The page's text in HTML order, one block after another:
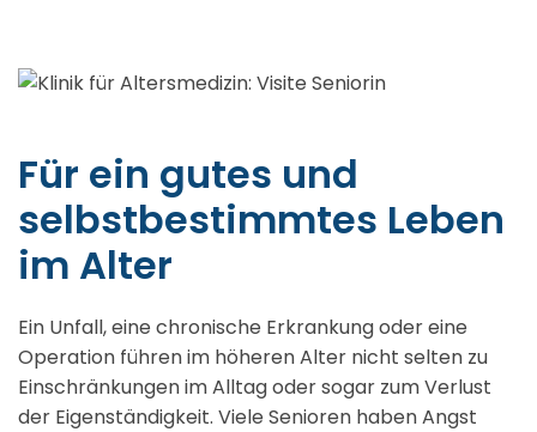
Für ein gutes und
selbstbestimmtes Leben
im Alter
Ein Unfall, eine chronische Erkrankung oder eine
Operation führen im höheren Alter nicht selten zu
Einschränkungen im Alltag oder sogar zum Verlust
der Eigenständigkeit. Viele Senioren haben Angst